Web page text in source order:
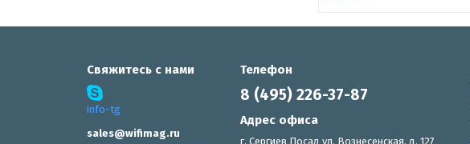
Свяжитесь с нами
info-tg
sales@wifimag.ru
Телефон
8 (495) 226-37-87
Адрес офиса
г. Сергиев Посад ул. Вознесенская, д. 127